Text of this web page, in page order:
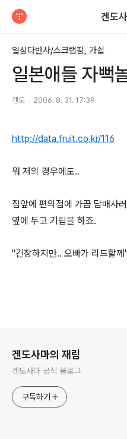
겐도
일상다반사/스크랩핑, 가쉽
일본애들 자뻑
겐도 2006. 8. 31. 17:39
http://data.fruit.co.kr/116
뭐 저의 경우에도..
집앞에 편의점에 가끔 담배사
옆에 두고 기립을 하죠.
"긴장하지만.. 오빠가 리드할께"
겐도사마의 재림
겐도사마 공식 블로그
구독하기